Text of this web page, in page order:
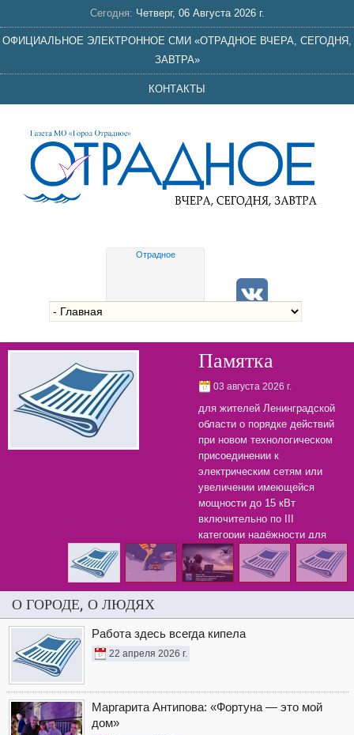
Сегодня: Четверг, 06 Августа 2026 г.
ОФИЦИАЛЬНОЕ ЭЛЕКТРОННОЕ СМИ «ОТРАДНОЕ ВЧЕРА, СЕГОДНЯ,
ЗАВТРА»
КОНТАКТЫ
Отрадное
Памятка
03 августа 2026 г.
для жителей Ленинградской
области о порядке действий
при новом технологическом
присоединении к
электрическим сетям или
увеличении имеющейся
мощности до 15 кВт
включительно по III
категории надёжности для
бытовых нужд.
О ГОРОДЕ, О ЛЮДЯХ
Работа здесь всегда кипела
22 апреля 2026 г.
Маргарита Антипова: «Фортуна — это мой
дом»